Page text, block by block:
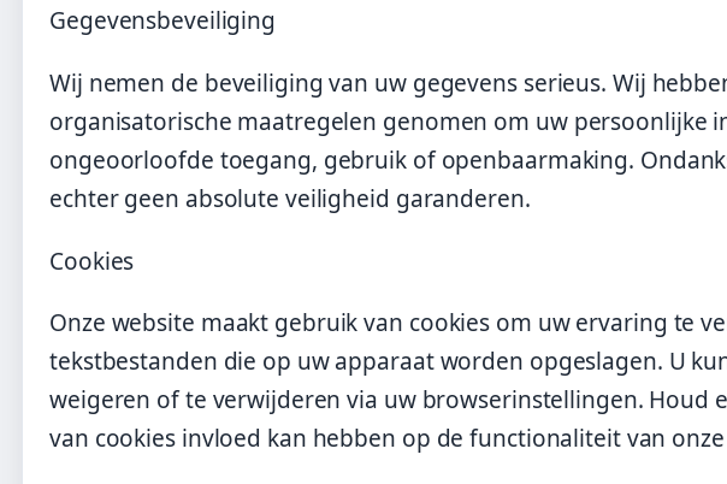
Gegevensbeveiliging
Wij nemen de beveiliging van uw gegevens serieus. Wij
organisatorische maatregelen genomen om uw persoonlijke
ongeoorloofde toegang, gebruik of openbaarmaking.
echter geen absolute veiligheid garanderen.
Cookies
Onze website maakt gebruik van cookies om uw ervaring te
tekstbestanden die op uw apparaat worden opgeslagen. U
weigeren of te verwijderen via uw browserinstellingen. Houd
van cookies invloed kan hebben op de functionaliteit van